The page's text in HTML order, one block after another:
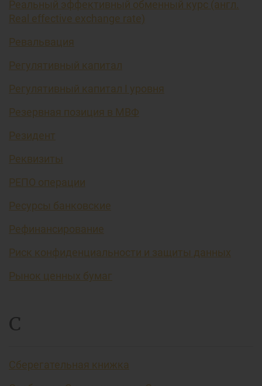
Реальный эффективный обменный курс (англ.
Real effective exchange rate)
Ревальвация
Регулятивный капитал
Регулятивный капитал I уровня
Резервная позиция в МВФ
Резидент
Реквизиты
РЕПО операции
Ресурсы банковские
Рефинансирование
Риск конфиденциальности и защиты данных
Рынок ценных бумаг
С
Сберегательная книжка